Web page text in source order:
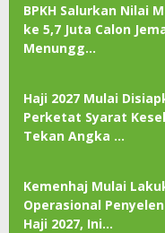
BPKH Salurkan Nilai
ke 5,7 Juta Calon
Menungg…
Haji 2027 Mulai
Perketat Syarat
Tekan Angka …
Kemenhaj Mulai
Operasional
Haji 2027, Ini…